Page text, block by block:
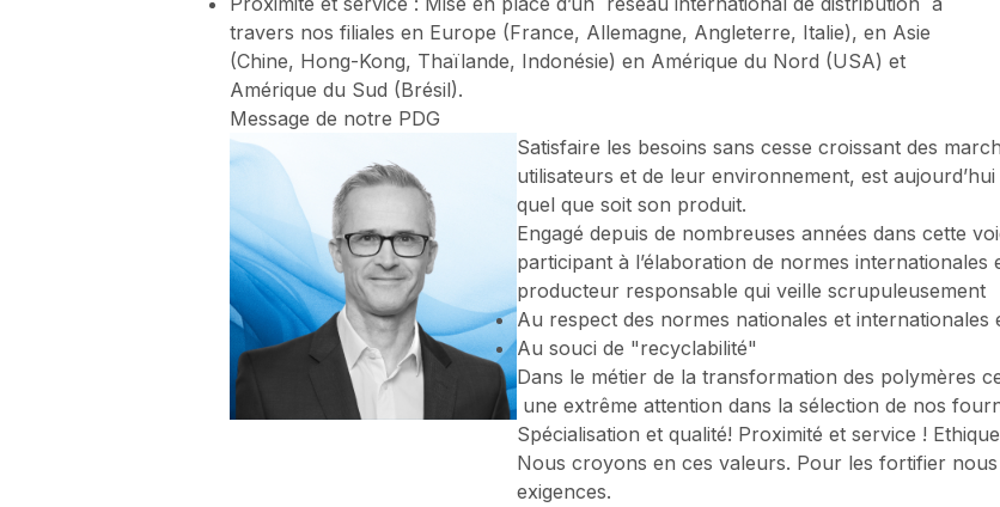
travers nos filiales en Europe (France, Allemagne, Angleterre, Italie), en Asie
(Chine, Hong-Kong, Thaïlande, Indonésie) en Amérique du Nord (USA) et
Amérique du Sud (Brésil).
Message de notre PDG
Satisfaire les besoins sans cesse croissant des
utilisateurs et de leur environnement, est
quel que soit son produit.
Engagé depuis de nombreuses années dans cette
participant à l’élaboration de normes internationales
producteur responsable qui veille scrupuleusement
Au respect des normes nationales et internationales
Au souci de "recyclabilité"
Dans le métier de la transformation des polymères
une extrême attention dans la sélection de nos
Spécialisation et qualité! Proximité et service !
Nous croyons en ces valeurs. Pour les fortifier
exigences.